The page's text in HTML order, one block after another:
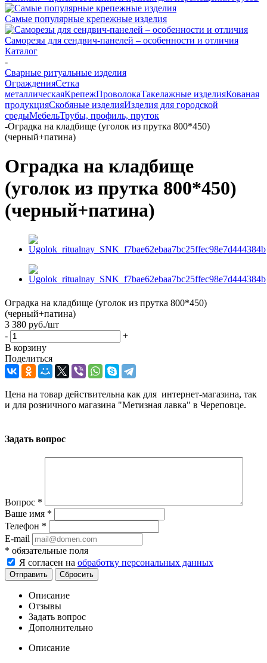
Самые популярные крепежные изделия
Саморезы для сендвич-панелей – особенности и отличия
Каталог
-
Сварные ритуальные изделия
ОгражденияСетка
металлическаяКрепежПроволокаТакелажные изделияКованая
продукцияСкобяные изделияИзделия для городской
средыМебельТрубы, профиль, пруток
-Оградка на кладбище (уголок из прутка 800*450)
(черный+патина)
Оградка на кладбище
(уголок из прутка 800*450)
(черный+патина)
Оградка на кладбище (уголок из прутка 800*450)
(черный+патина)
3 380 руб./шт
-
+
В корзину
Поделиться
Цена на товар действительна как для интернет-магазина, так
и для розничного магазина "Метизная лавка" в Череповце.
Задать вопрос
Вопрос *
Ваше имя *
Телефон *
E-mail
* обязательные поля
Я согласен на обработку персональных данных
Сбросить
Описание
Отзывы
Задать вопрос
Дополнительно
Описание